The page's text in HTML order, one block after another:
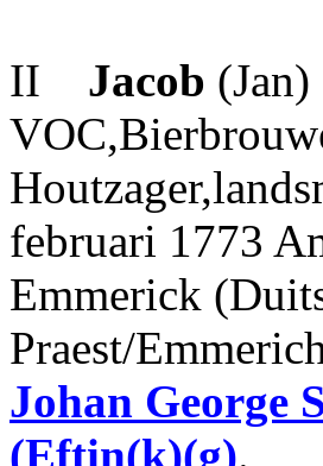
II Jacob (Jan)
februari 1773
Emmerick
Praest/
Johan George
(Eftin(k)(g).